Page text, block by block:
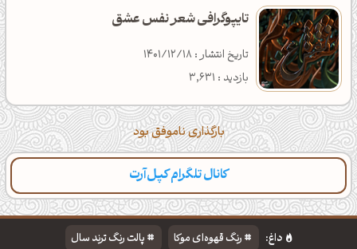
تایپوگرافی شعر نفس عشق
تاریخ انتشار : 1401/12/18
بازدید : 3,631
بارگذاری ناموفق بود
کانال تلگرام کپل‌آرت
داغ: رنگ قهوه‌ای موکا
پالت رنگ ترند سال